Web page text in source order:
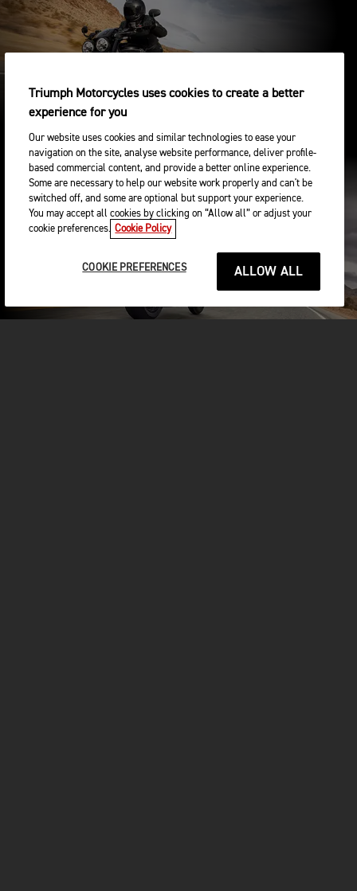
COMPRA ONLINE
Triumph Motorcycles uses cookies to create a better
experience for you
Our website uses cookies and similar technologies to ease your
navigation on the site, analyse website performance, deliver profile-
based commercial content, and provide a better online experience.
Some are necessary to help our website work properly and can't be
switched off, and some are optional but support your experience.
You may accept all cookies by clicking on “Allow all” or adjust your
cookie preferences. Cookie Policy
COOKIE PREFERENCES ALLOW ALL